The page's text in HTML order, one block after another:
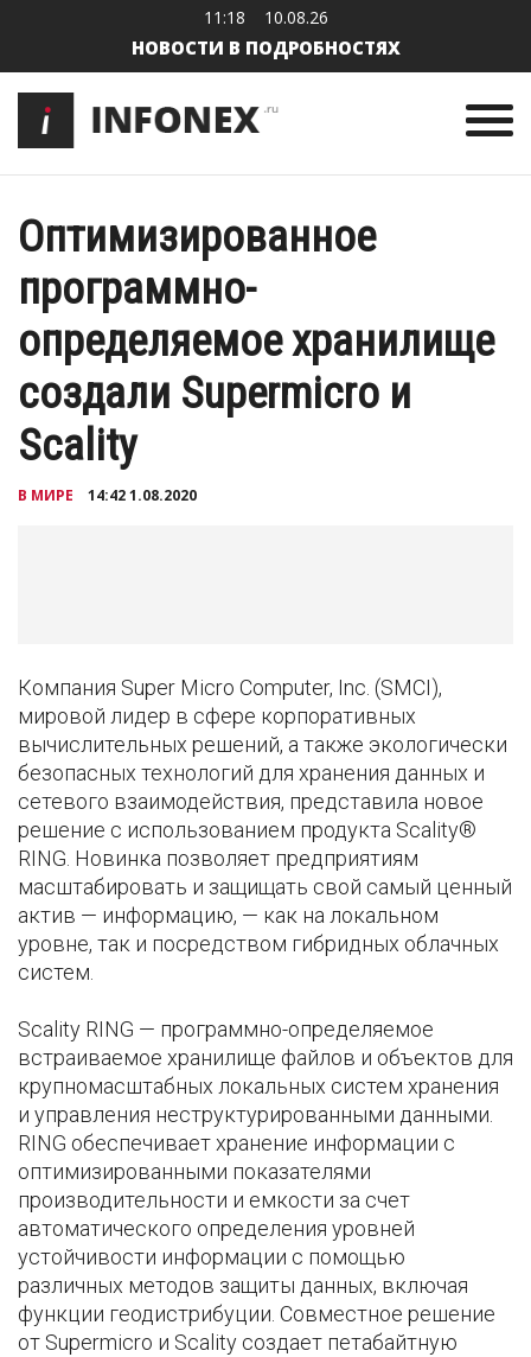
11:18 10.08.26
НОВОСТИ В ПОДРОБНОСТЯХ
Оптимизированное
программно-
определяемое хранилище
создали Supermicro и
Scality
В МИРЕ 14:42 1.08.2020
Компания Super Micro Computer, Inc. (SMCI),
мировой лидер в сфере корпоративных
вычислительных решений, а также экологически
безопасных технологий для хранения данных и
сетевого взаимодействия, представила новое
решение с использованием продукта Scality®
RING. Новинка позволяет предприятиям
масштабировать и защищать свой самый ценный
актив — информацию, — как на локальном
уровне, так и посредством гибридных облачных
систем.
Scality RING — программно-определяемое
встраиваемое хранилище файлов и объектов для
крупномасштабных локальных систем хранения
и управления неструктурированными данными.
RING обеспечивает хранение информации с
оптимизированными показателями
производительности и емкости за счет
автоматического определения уровней
устойчивости информации с помощью
различных методов защиты данных, включая
функции геодистрибуции. Совместное решение
от Supermicro и Scality создает петабайтную